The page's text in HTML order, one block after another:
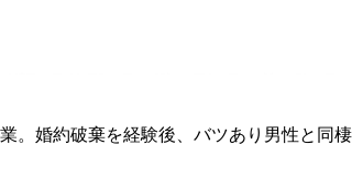
。婚約破棄を経験後、バツあり男性と同棲